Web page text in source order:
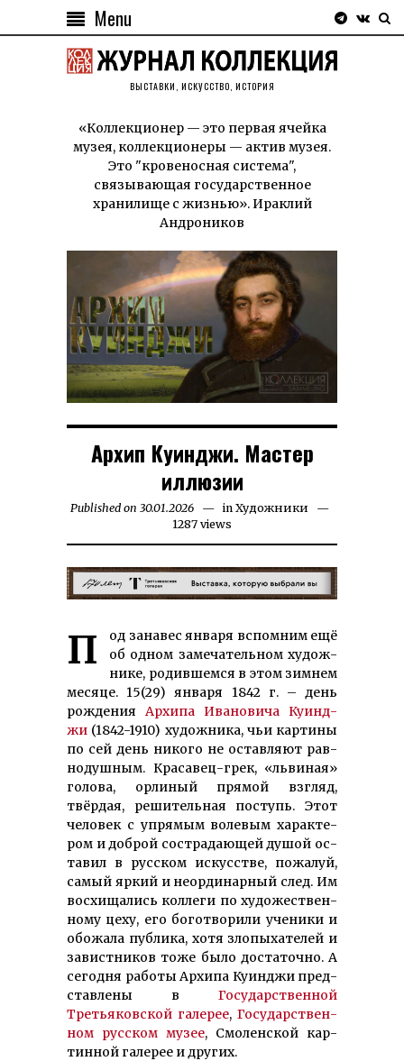
Menu
ВЫСТАВКИ, ИСКУССТВО, ИСТОРИЯ
«Коллекционер — это первая ячейка
музея, коллекционеры — актив музея.
Это "кровеносная система",
связывающая государственное
хранилище с жизнью». Ираклий
Андроников
Архип Куинджи. Мастер
иллюзии
Published on 30.01.202608.02.2026
in Художники
1287 views
Под за­на­вес ян­ва­ря вспом­ним ещё
об од­ном за­ме­чатель­ном ху­дож­
нике, ро­див­шем­ся в этом зим­нем
ме­ся­це. 15(29) ян­варя 1842 г. – день
рож­дения Ар­хипа Ива­но­ви­ча Куинд­
жи (1842-1910) ху­дожника, чьи кар­тины
по сей день ни­ко­го не ос­тавляют рав­
но­душ­ным. Кра­савец-грек, «льви­ная»
го­лова, орлиный прямой взгляд,
твёрдая, ре­шитель­ная поступь. Этот
че­ловек с уп­ря­мым волевым ха­рак­те­
ром и доброй со­стра­даю­щей ду­шой ос­
тавил в рус­­ском искус­стве, пожалуй,
са­мый яркий и неор­динарный след. Им
вос­хи­ща­лись кол­леги по ху­доже­ст­вен­
ному це­ху, его бо­го­твори­ли уче­ники и
обожала пуб­ли­ка, хотя зло­­пыха­телей и
за­ви­ст­ни­ков тоже было достаточ­но. А
се­годня работы Архипа Куинджи пред­
ставлены в Государственной
Третьяковской галерее, Го­су­дар­ст­вен­
ном рус­ском му­зее, Смоленской кар­
тин­ной галерее и других.